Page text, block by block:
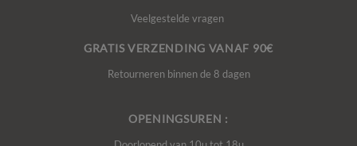
Veelgestelde vragen
GRATIS VERZENDING VANAF 90€
Retourneren binnen de 8 dagen
OPENINGSUREN :